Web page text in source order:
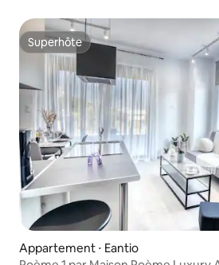
Superhôte
Superhôte
Appartement ⋅ Eantio